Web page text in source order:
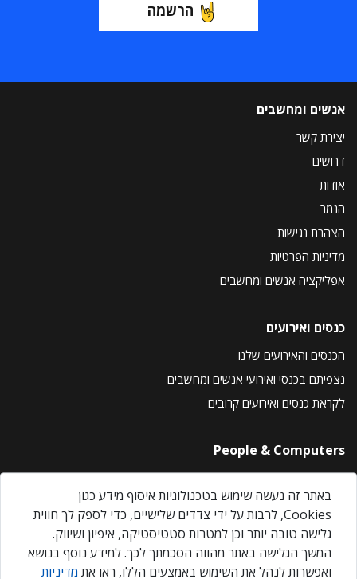
הרשמה
אנשים ומחשבים
יצירת קשר
דרושים
אודות
הנמר
הצהרת נגישות
מדיניות הפרטיות
אפליקציה אנשים ומחשבים
כנסים ואירועים
הכנסים והאירועים שלנו
נצפיתם בכנסי ואירועי אנשים ומחשבים
לקראת כנסים ואירועים קרובים
People & Computers
About Us
Privacy Policy
Contact Us
Our Events
באתר זה נעשה שימוש בטכנולוגיות איסוף מידע כגון
Cookies, לרבות על ידי צדדים שלישיים, כדי לספק לך חווית
גלישה טובה יותר וכן למטרות סטטיסטיקה, איפיון ושיווק.
המשך הגלישה באתר מהווה הסכמתך לכך. למידע נוסף בנושא
ואפשרות לנהל את השימוש באמצעים הללו, ראו את מדיניות